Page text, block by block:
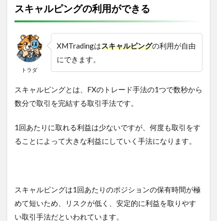
スキャルピングの利用ができる
トラダ
XMTradingはスキャルピングの利用が自由
にできます。
スキャルピングとは、FXのトレード手法の1つで数秒から
数分で取引を完結する取引手法です。
1回あたりに取れる利益は少ないですが、何度も取引をす
ることによって大きな利益にしていく手法になります。
スキャルピングは1回あたりのポジションの保有時間が極
めて短いため、リスクが低く、安定的に利益を取りやす
い取引手法だといわれています。